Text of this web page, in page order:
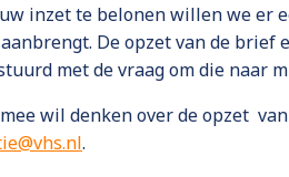
inzet te belonen willen we er
De opzet van de brief
met de vraag om die naar
wil denken over de opzet
.